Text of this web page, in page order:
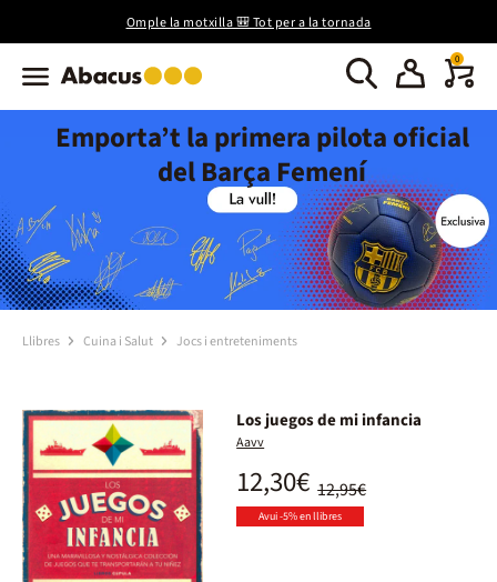
Omple la motxilla 🎒 Tot per a la tornada
0
Emporta’t la primera pilota oficial
del Barça Femení
Llibres Cuina i Salut Jocs i entreteniments
Los juegos de mi infancia
Aavv
12,95€
12,30€
Avui -5% en llibres